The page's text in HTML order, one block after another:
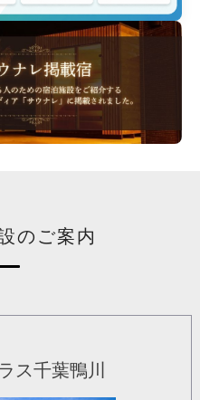
のご案内
ス千葉鴨川